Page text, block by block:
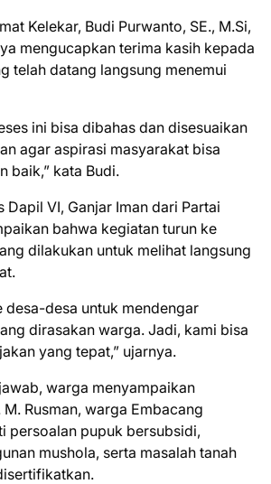
Kelekar, Budi Purwanto, SE., M.Si,
mengucapkan terima kasih kepada
telah datang langsung menemui
ini bisa dibahas dan disesuaikan
agar aspirasi masyarakat bisa
baik,” kata Budi.
Dapil VI, Ganjar Iman dari Partai
bahwa kegiatan turun ke
dilakukan untuk melihat langsung
desa-desa untuk mendengar
dirasakan warga. Jadi, kami bisa
yang tepat,” ujarnya.
warga menyampaikan
Rusman, warga Embacang
persoalan pupuk bersubsidi,
mushola, serta masalah tanah